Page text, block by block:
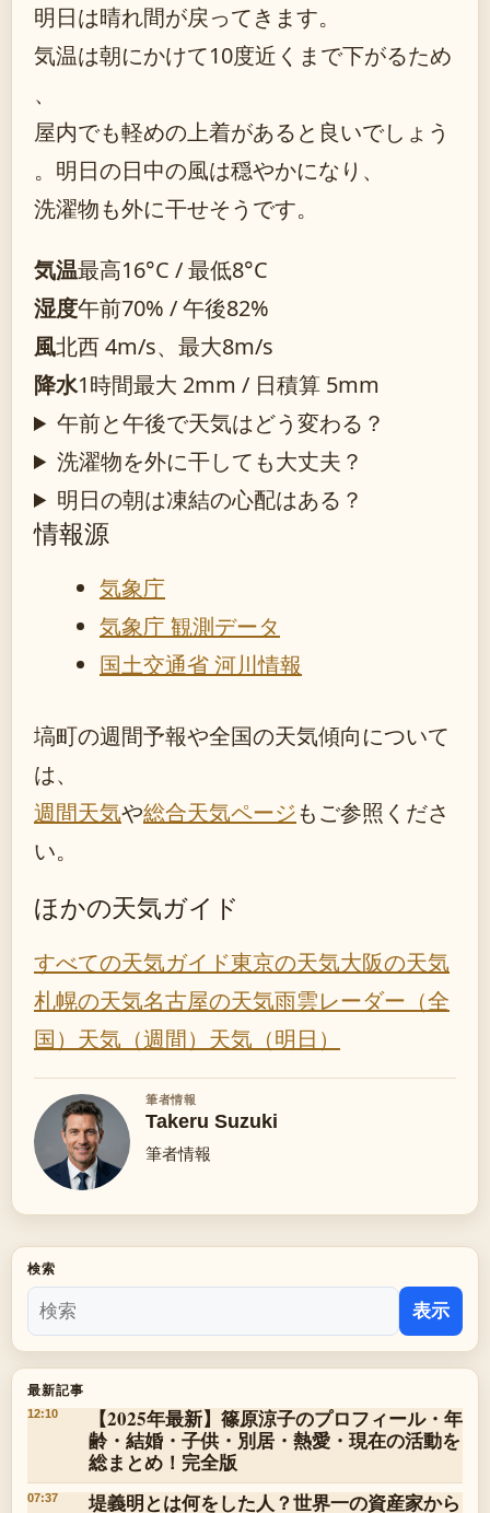
明日は晴れ間が戻ってきます。
気温は朝にかけて10度近くまで下がるため
、
屋内でも軽めの上着があると良いでしょう
。明日の日中の風は穏やかになり、
洗濯物も外に干せそうです。
気温最高16°C / 最低8°C
湿度午前70% / 午後82%
風北西 4m/s、最大8m/s
降水1時間最大 2mm / 日積算 5mm
午前と午後で天気はどう変わる？
洗濯物を外に干しても大丈夫？
明日の朝は凍結の心配はある？
情報源
気象庁
気象庁 観測データ
国土交通省 河川情報
塙町の週間予報や全国の天気傾向について
は、
週間天気や総合天気ページもご参照くださ
い。
ほかの天気ガイド
すべての天気ガイド東京の天気大阪の天気
札幌の天気名古屋の天気雨雲レーダー（全
国） 天気（週間） 天気（明日）
筆者情報
Takeru Suzuki
筆者情報
検索
表示
最新記事
12:10
【2025年最新】篠原涼子のプロフィール・年
齢・結婚・子供・別居・熱愛・現在の活動を
総まとめ！完全版
07:37
堤義明とは何をした人？世界一の資産家から